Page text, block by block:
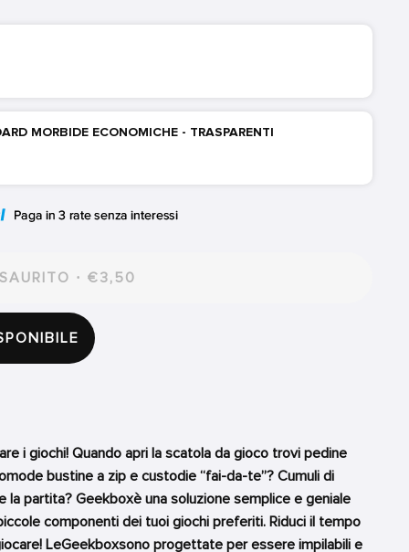
MORBIDE ECONOMICHE - TRASPARENTI
· €3,50
i giochi! Quando apri la scatola da gioco trovi pedine
bustine a zip e custodie “fai-da-te”? Cumuli di
la partita? Geekboxè una soluzione semplice e geniale
componenti dei tuoi giochi preferiti. Riduci il tempo
LeGeekboxsono progettate per essere impilabili e